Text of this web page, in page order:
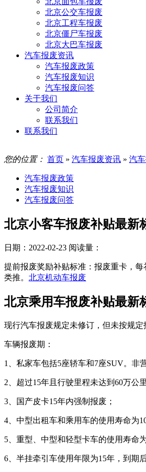
北京公交车报废
北京工程车报废
北京僵尸车报废
北京大巴车报废
汽车报废资讯
汽车报废政策
汽车报废知识
汽车报废问答
关于我们
公司简介
联系我们
联系我们
您的位置： 首页 » 汽车报废资讯 » 汽
汽车报废政策
汽车报废知识
汽车报废问答
北京小客车报废补贴最新
日期：2022-02-23 阅读量：
提前报废奖励补贴标准：报废重卡，
类推。 北京机动车报废
北京乘用车报废补贴最新
现行汽车报废规定未修订，但未按规
车辆报废期：
1、私家车包括5座轿车和7座SUV。非
2、超过15年且行驶里程未达到60万公
3、国产皮卡15年内强制报废；
4、中型出租车和乘用车的使用寿命为
5、重型、中型和轻型卡车的使用寿命
6、半挂牵引车使用年限为15年，到期